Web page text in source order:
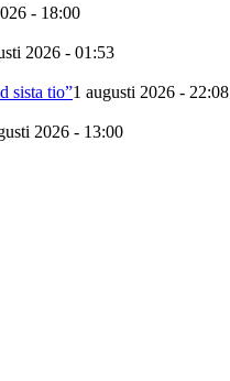
- 18:00
2026 - 01:53
sista tio”1 augusti 2026 - 22:08
2026 - 13:00